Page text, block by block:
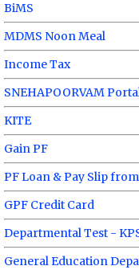
BiMS
MDMS Noon Meal
Income Tax
SNEHAPOORVAM
KITE
Gain PF
PF Loan & Pay Slip
GPF Credit Card
Departmental Test -
General Education